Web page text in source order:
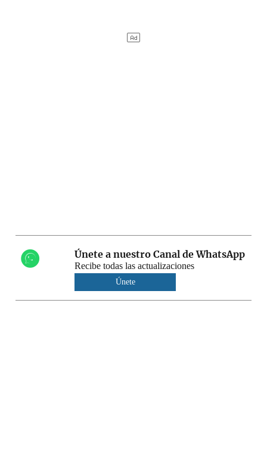
Únete a nuestro Canal de WhatsApp
Recibe todas las actualizaciones
Únete